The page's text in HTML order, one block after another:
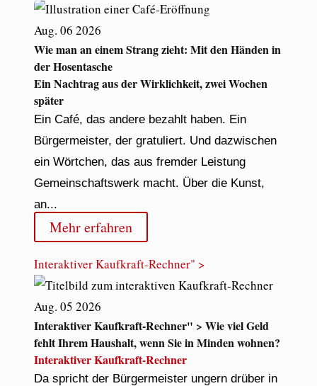
Aug. 06 2026
Wie man an einem Strang zieht: Mit den Händen in
der Hosentasche
Ein Nachtrag aus der Wirklichkeit, zwei Wochen
später
Ein Café, das andere bezahlt haben. Ein
Bürgermeister, der gratuliert. Und dazwischen
ein Wörtchen, das aus fremder Leistung
Gemeinschaftswerk macht. Über die Kunst,
an...
Mehr erfahren
Interaktiver Kaufkraft-Rechner" >
Aug. 05 2026
Interaktiver Kaufkraft-Rechner" > Wie viel Geld
fehlt Ihrem Haushalt, wenn Sie in Minden wohnen?
Interaktiver Kaufkraft-Rechner
Da spricht der Bürgermeister ungern drüber in